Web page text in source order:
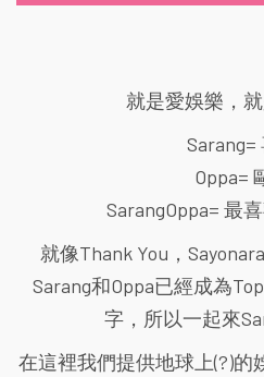
就是愛娛樂，
Sarang=
Oppa=
SarangOppa= 最
就像Thank You，
Sarang和Oppa已經成為
字，所以一起來
在這裡我們提供地球上(?)